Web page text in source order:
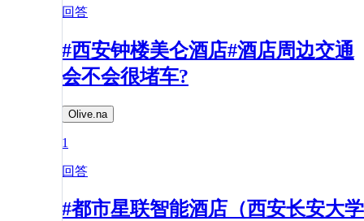
回答
#西安钟楼美仑酒店#酒店周边交通
会不会很堵车?
Olive.na
1
回答
#都市星联智能酒店（西安长安大学